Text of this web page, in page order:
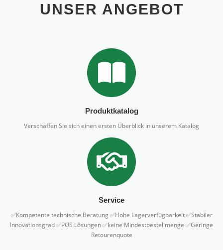
UNSER ANGEBOT
Produktkatalog
Verschaffen Sie sich einen ersten Überblick in unserem Katalog
Service
✅Kompetente technische Beratung ✅Hohe Lagerverfügbarkeit ✅Stabiler
Innovationsgrad ✅POS Lösungen ✅keine Mindestbestellmenge ✅Geringe
Retourenquote